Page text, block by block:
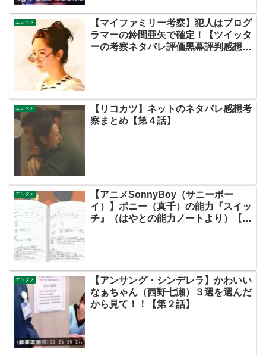
エンタメ
【マイファミリー考察】犯人はプログ
ラマーの鈴間亜矢で確定！【ツイッタ
ーの考察ネタバレ評価黒幕評判感想批
エンタメ
【リコカツ】ネットのネタバレ感想考
察まとめ【第４話】
エンタメ
【アニメSonnyBoy（サニーボー
イ）】ポニー（真千）の能力『スイッ
チ』（はやとの能力ノートより）【ネ
エンタメ
【アンサング・シンデレラ】かわいい
なぁちゃん（西野七瀬）３選を選んだ
から見て！！【第２話】